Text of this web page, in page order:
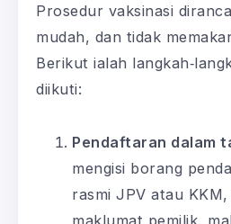
Prosedur vaksinasi
mudah, dan tidak
Berikut ialah
diikuti:
Pendaftaran dalam
mengisi borang
rasmi JPV atau
maklumat pemilik,